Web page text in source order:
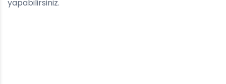
yapabilirsiniz.